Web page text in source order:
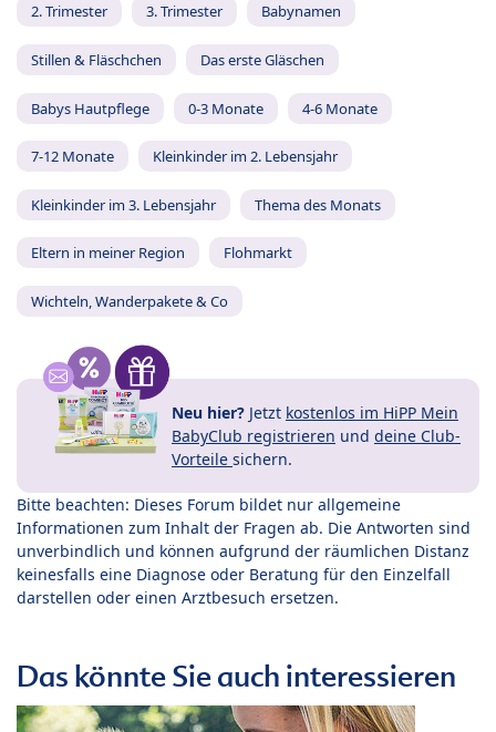
2. Trimester 3. Trimester Babynamen
Stillen & Fläschchen Das erste Gläschen
Babys Hautpflege 0-3 Monate 4-6 Monate
7-12 Monate Kleinkinder im 2. Lebensjahr
Kleinkinder im 3. Lebensjahr Thema des Monats
Eltern in meiner Region Flohmarkt
Wichteln, Wanderpakete & Co
Neu hier? Jetzt kostenlos im HiPP Mein
BabyClub registrieren und deine Club-
Vorteile sichern.
Bitte beachten: Dieses Forum bildet nur allgemeine
Informationen zum Inhalt der Fragen ab. Die Antworten sind
unverbindlich und können aufgrund der räumlichen Distanz
keinesfalls eine Diagnose oder Beratung für den Einzelfall
darstellen oder einen Arztbesuch ersetzen.
Das könnte Sie auch interessieren